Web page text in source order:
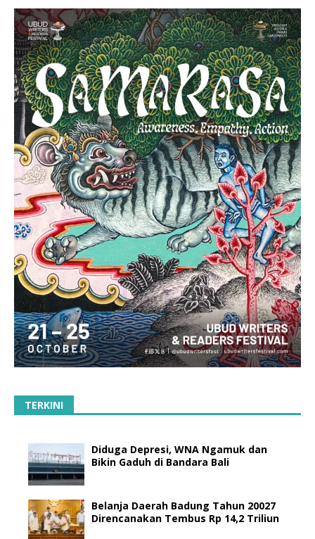
TERKINI
Diduga Depresi, WNA Ngamuk dan
Bikin Gaduh di Bandara Bali
Belanja Daerah Badung Tahun 20027
Direncanakan Tembus Rp 14,2 Triliun